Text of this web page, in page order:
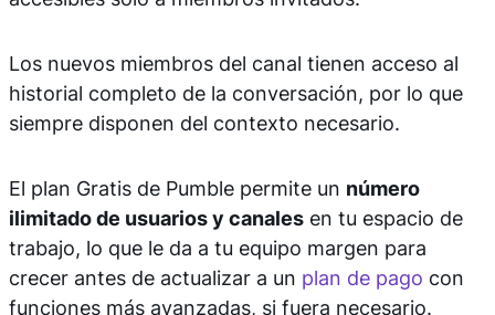
Los nuevos miembros del canal tienen acceso al
historial completo de la conversación, por lo que
siempre disponen del contexto necesario.
El plan Gratis de Pumble permite un número
ilimitado de usuarios y canales en tu espacio de
trabajo, lo que le da a tu equipo margen para
crecer antes de actualizar a un plan de pago con
funciones más avanzadas, si fuera necesario.